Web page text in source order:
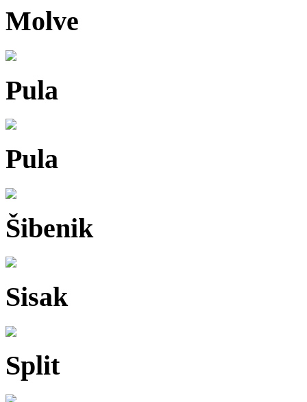
Molve
Pula
Pula
Šibenik
Sisak
Split